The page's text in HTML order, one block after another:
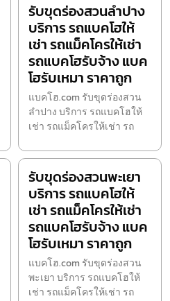
รับขุดร่องสวนลำปาง
บริการ รถแบคโฮให้
เช่า รถแม็คโครให้เช่า
รถแบคโฮรับจ้าง แบค
โฮรับเหมา ราคาถูก
แบคโฮ.com รับขุดร่องสวน
ลำปาง บริการ รถแบคโฮให้
เช่า รถแม็คโครให้เช่า รถ
รับขุดร่องสวนพะเยา
บริการ รถแบคโฮให้
เช่า รถแม็คโครให้เช่า
รถแบคโฮรับจ้าง แบค
โฮรับเหมา ราคาถูก
แบคโฮ.com รับขุดร่องสวน
พะเยา บริการ รถแบคโฮให้
เช่า รถแม็คโครให้เช่า รถ